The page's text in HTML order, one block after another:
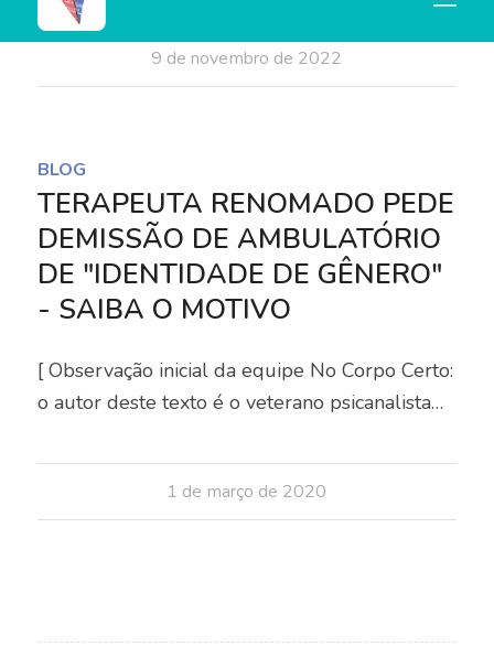
9 de novembro de 2022
BLOG
TERAPEUTA RENOMADO PEDE
DEMISSÃO DE AMBULATÓRIO
DE "IDENTIDADE DE GÊNERO"
- SAIBA O MOTIVO
[ Observação inicial da equipe No Corpo Certo:
o autor deste texto é o veterano psicanalista…
1 de março de 2020